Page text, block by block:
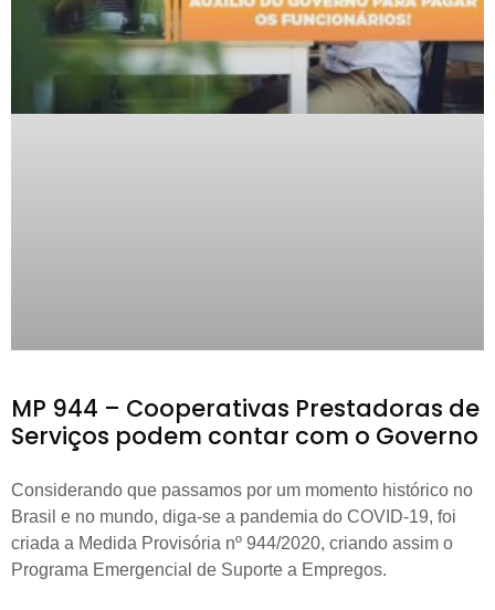
MP 944 – Cooperativas Prestadoras de
Serviços podem contar com o Governo
Considerando que passamos por um momento histórico no
Brasil e no mundo, diga-se a pandemia do COVID-19, foi
criada a Medida Provisória nº 944/2020, criando assim o
Programa Emergencial de Suporte a Empregos.